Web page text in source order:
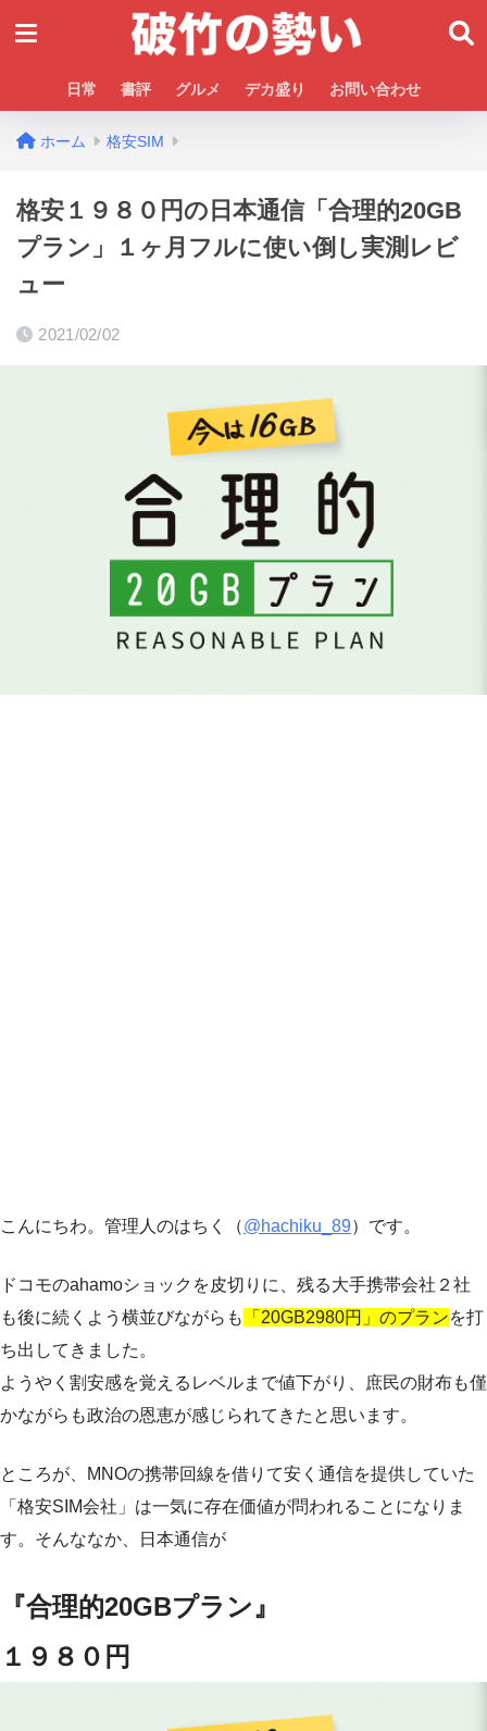
日常 書評 グルメ デカ盛り お問い合わせ
ホーム 格安SIM
格安１９８０円の日本通信「合理的20GB
プラン」１ヶ月フルに使い倒し実測レビ
ュー
2021/02/02
こんにちわ。管理人のはちく（@hachiku_89）です。
ドコモのahamoショックを皮切りに、残る大手携帯会社２社
も後に続くよう横並びながらも
「20GB2980円」のプランを打
ち出してきました。
ようやく割安感を覚えるレベルまで値下がり、庶民の財布も僅
かながらも政治の恩恵が感じられてきたと思います。
ところが、MNOの携帯回線を借りて安く通信を提供していた
「格安SIM会社」は一気に存在価値が問われることになりま
す。そんななか、日本通信が
『合理的20GBプラン』
１９８０円